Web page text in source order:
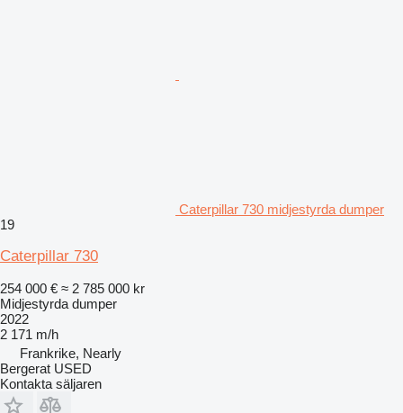
Caterpillar 730 midjestyrda dumper
19
Caterpillar 730
254 000 € ≈ 2 785 000 kr
Midjestyrda dumper
2022
2 171 m/h
Frankrike, Nearly
Bergerat USED
Kontakta säljaren